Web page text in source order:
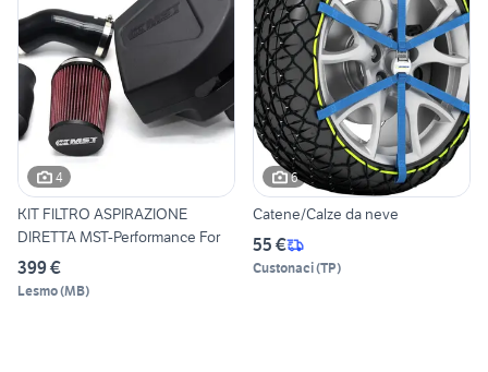
4
KIT FILTRO ASPIRAZIONE
DIRETTA MST-Performance For
399 €
Lesmo(MB)
6
Catene/Calze da neve
55 €
Custonaci(TP)